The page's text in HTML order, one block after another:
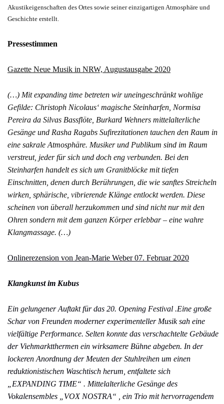
Akustikeigenschaften des Ortes sowie seiner einzigartigen Atmosphäre und
Geschichte erstellt.
Pressestimmen
Gazette Neue Musik in NRW, Augustausgabe 2020
(…) Mit expanding time betreten wir uneingeschränkt wohlige
Gefilde: Christoph Nicolaus‘ magische Steinharfen, Normisa
Pereira da Silvas Bassflöte, Burkard Wehners mittelalterliche
Gesänge und Rasha Ragabs Sufirezitationen tauchen den Raum in
eine sakrale Atmosphäre. Musiker und Publikum sind im Raum
verstreut, jeder für sich und doch eng verbunden. Bei den
Steinharfen handelt es sich um Granitblöcke mit tiefen
Einschnitten, denen durch Berührungen, die wie sanftes Streicheln
wirken, sphärische, vibrierende Klänge entlockt werden. Diese
scheinen von überall herzukommen und sind nicht nur mit den
Ohren sondern mit dem ganzen Körper erlebbar – eine wahre
Klangmassage. (…)
Onlinerezension von Jean-Marie Weber 07. Februar 2020
Klangkunst im Kubus
Ein gelungener Auftakt für das 20. Opening Festival .Eine große
Schar von Freunden moderner experimenteller Musik sah eine
vielfältige Performance. Selten konnte das verschachtelte Gebäude
der Viehmarktthermen ein wirksamere Bühne abgeben. In der
lockeren Anordnung der Meuten der Stuhlreihen um einen
reduktionistischen Waschtisch herum, entfaltete sich
„EXPANDING TIME“ . Mittelalterliche Gesänge des
Vokalensembles „VOX NOSTRA“ , ein Trio mit hervorragendem